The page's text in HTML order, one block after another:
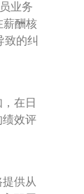
业务
薪酬核
致的纠
在日
绩效评
供从